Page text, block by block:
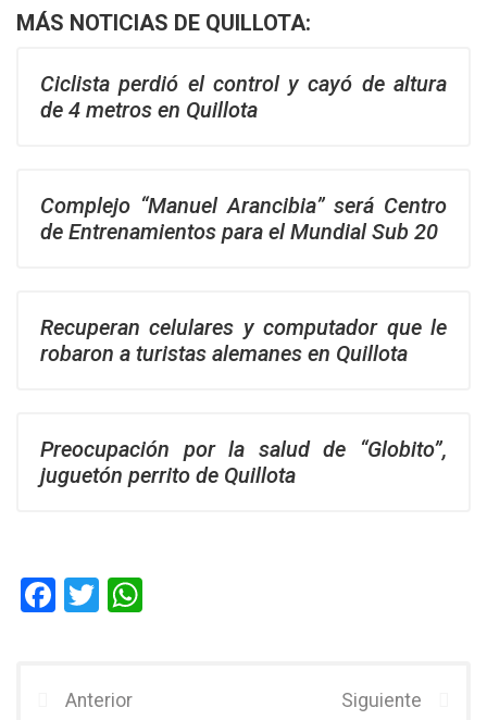
MÁS NOTICIAS DE QUILLOTA:
Ciclista perdió el control y cayó de altura
de 4 metros en Quillota
Complejo “Manuel Arancibia” será Centro
de Entrenamientos para el Mundial Sub 20
Recuperan celulares y computador que le
robaron a turistas alemanes en Quillota
Preocupación por la salud de “Globito”,
juguetón perrito de Quillota
F
b
T
er
Anterior Siguiente